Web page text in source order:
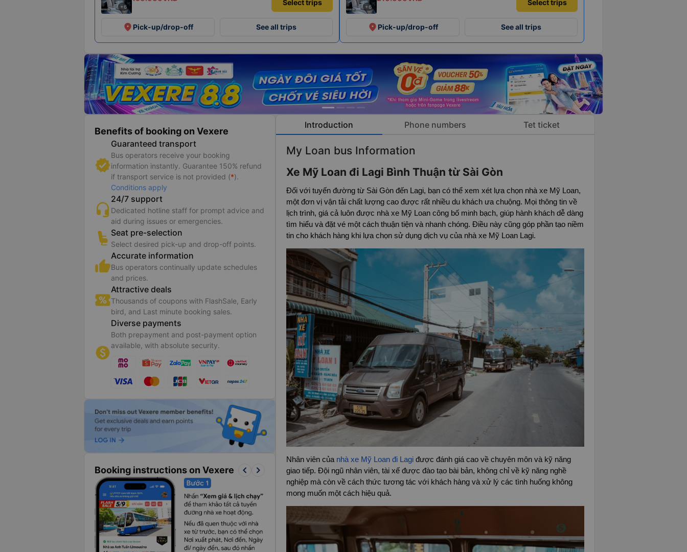
+6 Select trips
place Pick-up/drop-off See all trips
+6 Select trips
place Pick-up/drop-off See all trips
Benefits of booking on Vexere
Guaranteed transport
Bus operators receive your booking
information instantly. Guarantee 150% refund
if transport service is not provided (*).
Conditions apply
24/7 support
Dedicated hotline staff for prompt advice and
aid during issues or emergencies.
Seat pre-selection
Select desired pick-up and drop-off points.
Accurate information
Bus operators continually update schedules
and prices.
Attractive deals
Thousands of coupons with FlashSale, Early
bird, and Last minute booking sales.
Diverse payments
Both prepayment and post-payment option
available, with absolute security.
Booking instructions on Vexere keyboard_arrow_left keyboard_arrow_right
Introduction Phone numbers Tet ticket
My Loan bus Information
Xe Mỹ Loan đi Lagi Bình Thuận từ Sài Gòn
Đối với tuyến đường từ Sài Gòn đến Lagi, bạn có thể xem xét lựa chọn nhà xe Mỹ Loan,
một đơn vị vận tải chất lượng cao được rất nhiều du khách ưa chuộng. Mọi thông tin về
lịch trình, giá cả luôn được nhà xe Mỹ Loan công bố minh bạch, giúp hành khách dễ dàng
tìm hiểu và đặt vé một cách thuận tiện và nhanh chóng. Điều này cũng góp phần tạo niềm
tin cho khách hàng khi lựa chọn sử dụng dịch vụ của nhà xe Mỹ Loan Lagi.
Nhân viên của nhà xe Mỹ Loan đi Lagi được đánh giá cao về chuyên môn và kỹ năng
giao tiếp. Đội ngũ nhân viên, tài xế được đào tạo bài bản, không chỉ về kỹ năng nghề
nghiệp mà còn về cách thức tương tác với khách hàng và xử lý các tình huống không
mong muốn một cách hiệu quả.